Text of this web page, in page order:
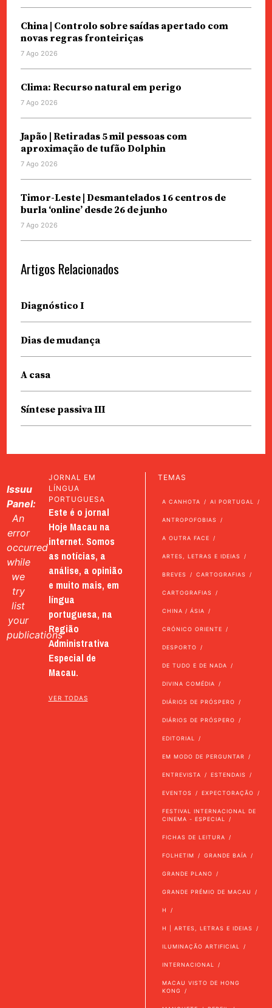
China | Controlo sobre saídas apertado com
novas regras fronteiriças
7 Ago 2026
Clima: Recurso natural em perigo
7 Ago 2026
Japão | Retiradas 5 mil pessoas com
aproximação de tufão Dolphin
7 Ago 2026
Timor-Leste | Desmantelados 16 centros de
burla ‘online’ desde 26 de junho
7 Ago 2026
Artigos Relacionados
Diagnóstico I
Dias de mudança
A casa
Síntese passiva III
Issuu
Panel:
An
error
occurred
while
we
try
list
your
publications
JORNAL EM
LÍNGUA
PORTUGUESA
Este é o jornal
Hoje Macau na
internet. Somos
as notícias, a
análise, a opinião
e muito mais, em
língua
portuguesa, na
Região
Administrativa
Especial de
Macau.
VER TODAS
TEMAS
A CANHOTA AI PORTUGAL
ANTROPOFOBIAS
A OUTRA FACE
ARTES, LETRAS E IDEIAS
BREVES CARTOGRAFIAS
CARTOGRAFIAS
CHINA / ÁSIA
CRÓNICO ORIENTE
DESPORTO
DE TUDO E DE NADA
DIVINA COMÉDIA
DIÁRIOS DE PRÓSPERO
DIÁRIOS DE PRÓSPERO
EDITORIAL
EM MODO DE PERGUNTAR
ENTREVISTA ESTENDAIS
EVENTOS EXPECTORAÇÃO
FESTIVAL INTERNACIONAL DE
CINEMA - ESPECIAL
FICHAS DE LEITURA
FOLHETIM GRANDE BAÍA
GRANDE PLANO
GRANDE PRÉMIO DE MACAU
H
H | ARTES, LETRAS E IDEIAS
ILUMINAÇÃO ARTIFICIAL
INTERNACIONAL
MACAU VISTO DE HONG
KONG